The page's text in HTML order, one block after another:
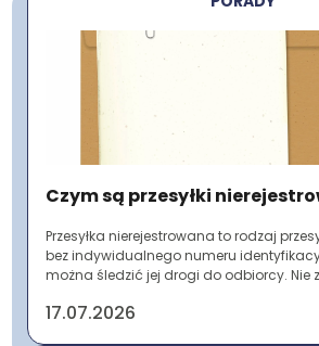
Czym są przesyłki
Przesyłka nierejestrowana to rodzaj
bez indywidualnego numeru
można śledzić jej drogi do odbiorcy. Nie
17.07.2026